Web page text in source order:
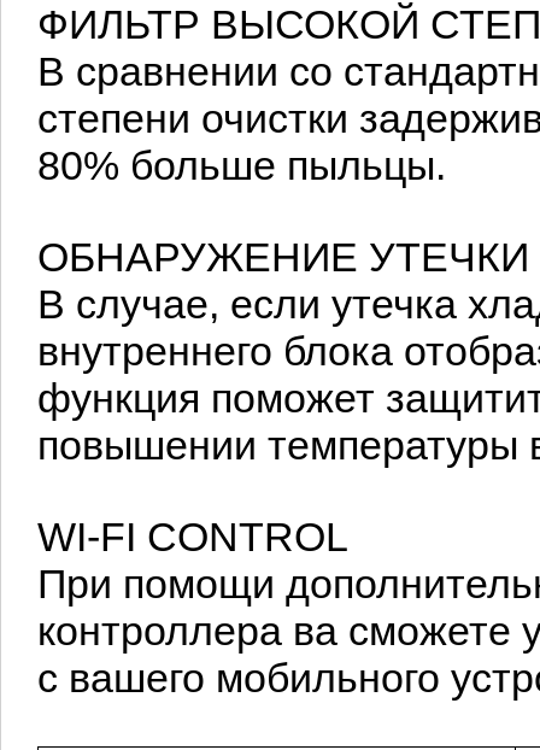
ФИЛЬТР ВЫСОКОЙ
В сравнении со
степени очистки
80% больше пыльцы.
ОБНАРУЖЕНИЕ УТЕЧКИ
В случае, если утечка
внутреннего блока
функция поможет
повышении температуры
WI-FI CONTROL
При помощи
контроллера ва сможете
с вашего мобильного